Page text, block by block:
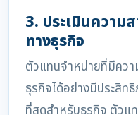
3. ประเมินความ
ทางธุรกิจ
ตัวแทนจำหน่ายที่มีควา
ธุรกิจได้อย่างมีประสิท
ที่สุดสำหรับธุรกิจ ตัวแ